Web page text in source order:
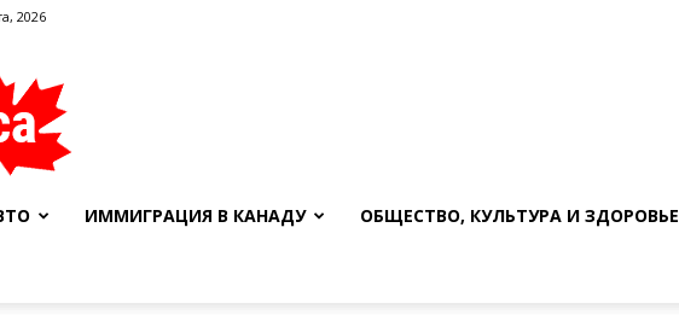
2026
ИММИГРАЦИЯ В КАНАДУ ОБЩЕСТВО, КУЛЬТУРА И ЗДОРОВЬЕ